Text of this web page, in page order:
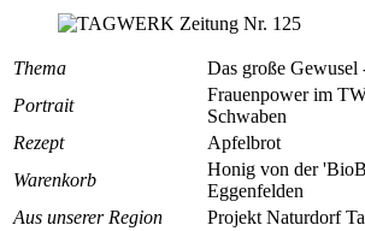
Thema
Das große Gewusel
Portrait
Frauenpower im
Schwaben
Rezept
Apfelbrot
Warenkorb
Honig von der
Eggenfelden
Aus unserer Region
Projekt Naturdorf